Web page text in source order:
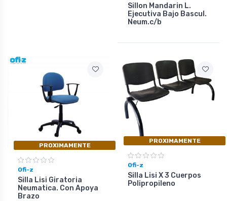
Sillon Mandarin L.
Ejecutiva Bajo Bascul.
Neum.c/b
PROXIMAMENTE
Ofi-z
Silla Lisi Giratoria
Neumatica. Con Apoya
Brazo
PROXIMAMENTE
Ofi-z
Silla Lisi X 3 Cuerpos
Polipropileno